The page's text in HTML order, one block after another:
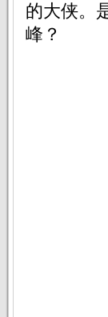
的大侠。
峰？